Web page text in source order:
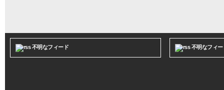
不明なフィード 不明なフィー